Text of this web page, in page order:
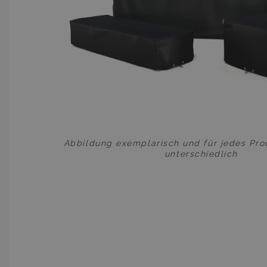
Abbildung exemplarisch und für jedes
unterschiedlich